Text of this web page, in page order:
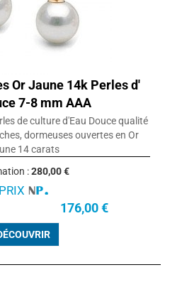
Or Jaune 14k Perles d'
7-8 mm AAA
de culture d'Eau Douce qualité
dormeuses ouvertes en Or
14 carats
:280,00 €
PRIX
176,00 €